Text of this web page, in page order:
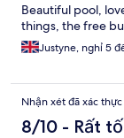
Beautiful pool,
things, the free
Justyne, nghỉ 5
Nhận xét đã xác thực
8/10 - Rất